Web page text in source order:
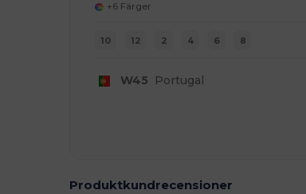
+6 Färger
10 12 2 4 6 8
W45 Portugal
Produktkundrecensioner